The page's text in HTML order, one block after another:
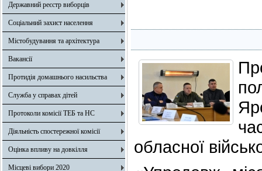
Державний реєстр виборців
Соціальний захист населення
Містобудування та архітектура
Вакансії
Протидія домашнього насильства
Служба у справах дітей
Протоколи комісії ТЕБ та НС
Діяльність спостережної комісії
Оцінка впливу на довкілля
Місцеві вибори 2020
обласної